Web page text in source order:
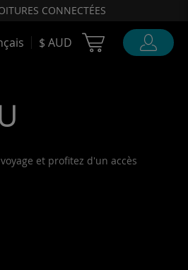
CONNECTÉES
$ AUD Cart Ubigi
et profitez d'un accès